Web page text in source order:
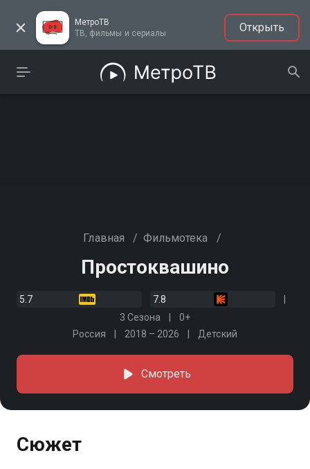
МетроТВ
ТВ, фильмы и сериалы
Открыть
Главная / Фильмотека /
Простоквашино
5.7
7.8
3 Сезона
0+
Россия
2018 – 2026 Детский
Смотреть
Сюжет